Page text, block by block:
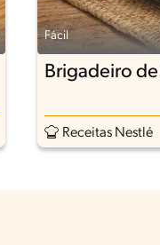
Fácil
Brigadeiro de
Receitas Nestlé